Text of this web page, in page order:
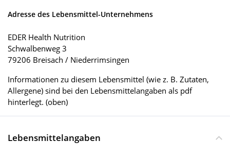
Adresse des Lebensmittel-Unternehmens
EDER Health Nutrition
Schwalbenweg 3
79206 Breisach / Niederrimsingen
Informationen zu diesem Lebensmittel (wie z. B. Zutaten,
Allergene) sind bei den Lebensmittelangaben als pdf
hinterlegt. (oben)
Lebensmittelangaben